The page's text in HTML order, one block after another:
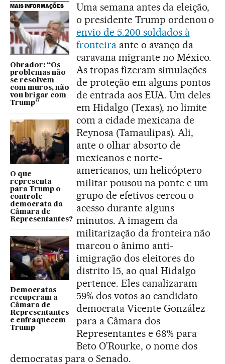
MAIS INFORMAÇÕES
Obrador: “Os
problemas não
se resolvem
com muros, não
vou brigar com
Trump”
O que
representa
para Trump o
controle
democrata da
Câmara de
Representantes?
Democratas
recuperam a
Câmara de
Representantes
e enfraquecem
Trump
Uma semana antes da eleição,
o presidente Trump ordenou o
envio de 5.200 soldados à
fronteiraante o avanço da
caravana migrante no México.
As tropas fizeram simulações
de proteção em alguns pontos
de entrada aos EUA. Um deles
em Hidalgo (Texas), no limite
com a cidade mexicana de
Reynosa (Tamaulipas). Ali,
ante o olhar absorto de
mexicanos e norte-
americanos, um helicóptero
militar pousou na ponte e um
grupo de efetivos cercou o
acesso durante alguns
minutos. A imagem da
militarização da fronteira não
marcou o ânimo anti-
imigração dos eleitores do
distrito 15, ao qual Hidalgo
pertence. Eles canalizaram
59% dos votos ao candidato
democrata Vicente González
para a Câmara dos
Representantes e 68% para
Beto O’Rourke, o nome dos
democratas para o Senado.